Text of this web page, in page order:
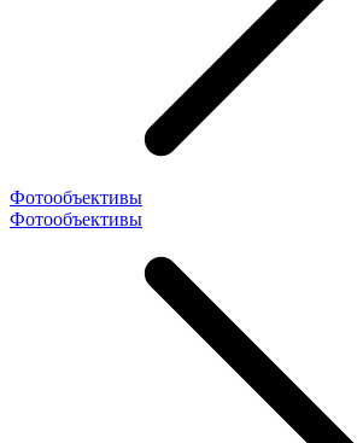
Фотообъективы
Фотообъективы